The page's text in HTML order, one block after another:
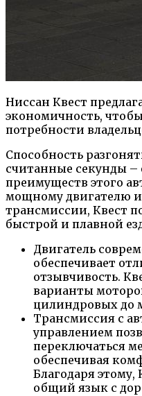
Ниссан Квест
экономичность,
потребности
Способность
считанные секунды –
преимуществ этого
мощному двигателю
трансмиссии, Квест
быстрой и плавной
Двигатель
обеспечивает
отзывчивость.
варианты
цилиндровых до
Трансмиссия с
управлением
переключаться
обеспечивая
Благодаря этому,
общий язык с